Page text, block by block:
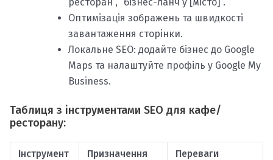
Оптимізація зображень та швидкості
завантаження сторінки.
Локальне SEO: додайте бізнес до Google
Maps та налаштуйте профіль у Google My
Business.
Таблиця з інструментами SEO для кафе/
ресторану:
Інструмент Призначення Переваги